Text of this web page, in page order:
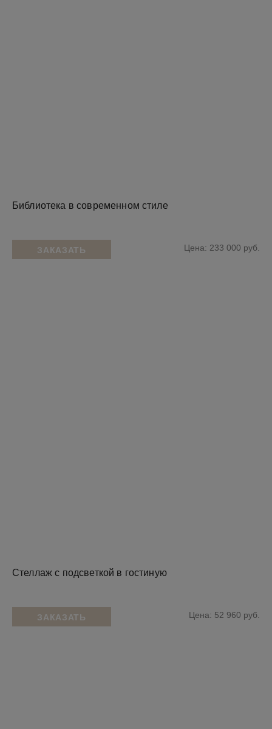
Библиотека в современном стиле
ЗАКАЗАТЬ Цена: 233 000 руб.
Стеллаж с подсветкой в гостиную
ЗАКАЗАТЬ Цена: 52 960 руб.